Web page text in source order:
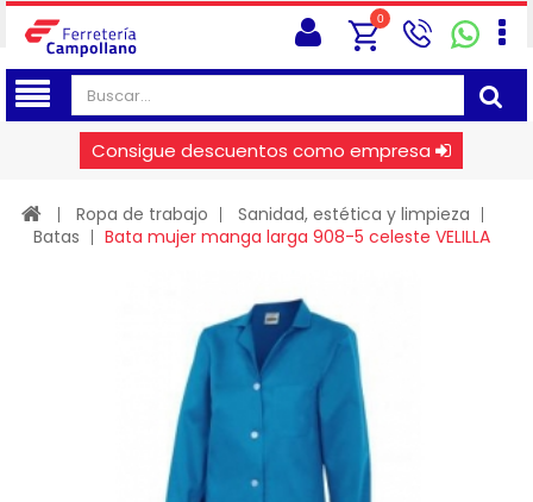
0
Consigue descuentos como empresa
Ropa de trabajo
Sanidad, estética y limpieza
Batas
Bata mujer manga larga 908-5 celeste VELILLA